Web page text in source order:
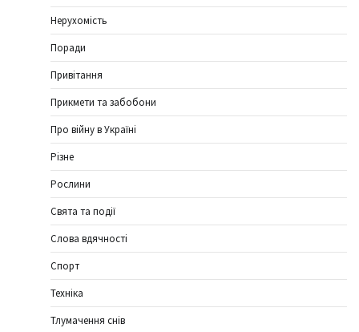
Нерухомість
Поради
Привітання
Прикмети та забобони
Про війну в Україні
Різне
Рослини
Свята та події
Слова вдячності
Спорт
Техніка
Тлумачення снів